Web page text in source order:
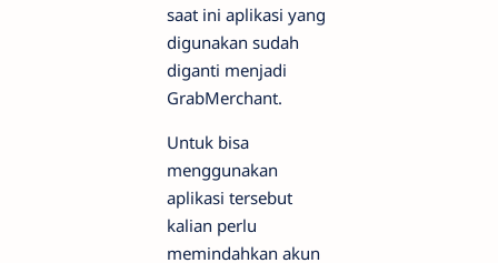
saat ini aplikasi yang
digunakan sudah
diganti menjadi
GrabMerchant.
Untuk bisa
menggunakan
aplikasi tersebut
kalian perlu
memindahkan akun